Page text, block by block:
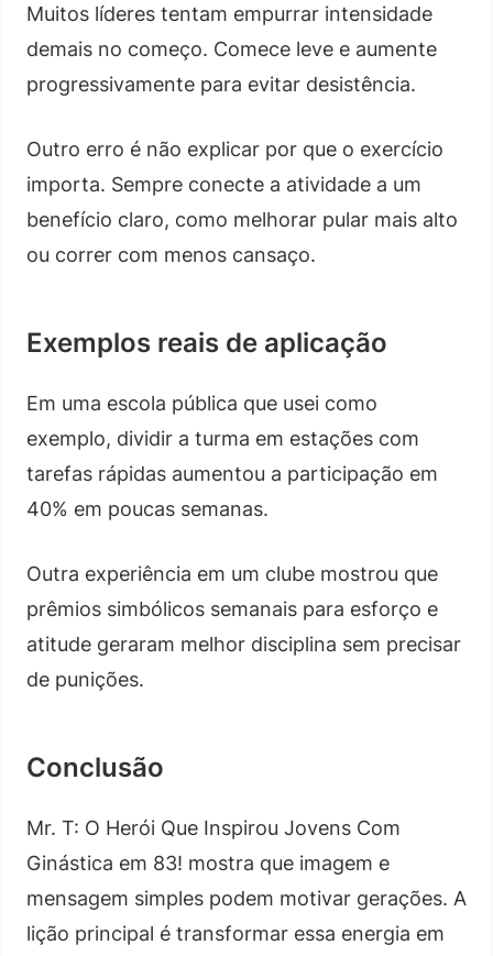
Muitos líderes tentam empurrar intensidade
demais no começo. Comece leve e aumente
progressivamente para evitar desistência.
Outro erro é não explicar por que o exercício
importa. Sempre conecte a atividade a um
benefício claro, como melhorar pular mais alto
ou correr com menos cansaço.
Exemplos reais de aplicação
Em uma escola pública que usei como
exemplo, dividir a turma em estações com
tarefas rápidas aumentou a participação em
40% em poucas semanas.
Outra experiência em um clube mostrou que
prêmios simbólicos semanais para esforço e
atitude geraram melhor disciplina sem precisar
de punições.
Conclusão
Mr. T: O Herói Que Inspirou Jovens Com
Ginástica em 83! mostra que imagem e
mensagem simples podem motivar gerações. A
lição principal é transformar essa energia em